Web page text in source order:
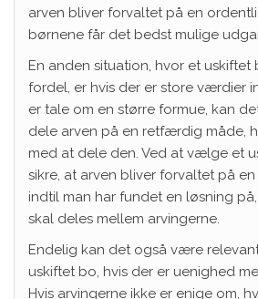
arven bliver forvaltet på en
børnene får det bedst mulige
En anden situation, hvor et
fordel, er hvis der er store værdier
er tale om en større formue, kan
dele arven på en retfærdig måde,
med at dele den. Ved at vælge et
sikre, at arven bliver forvaltet på
indtil man har fundet en løsning
skal deles mellem arvingerne.
Endelig kan det også være
uskiftet bo, hvis der er uenighed
Hvis arvingerne ikke er enige om,